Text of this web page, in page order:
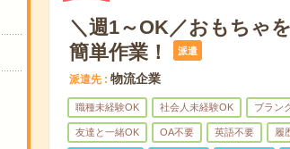
＼週1～OK／おもちゃ
簡単作業！
派遣
派遣先 物流企業
職種未経験OK 社会人未経験OK ブラン
友達と一緒OK OA不要 英語不要 履